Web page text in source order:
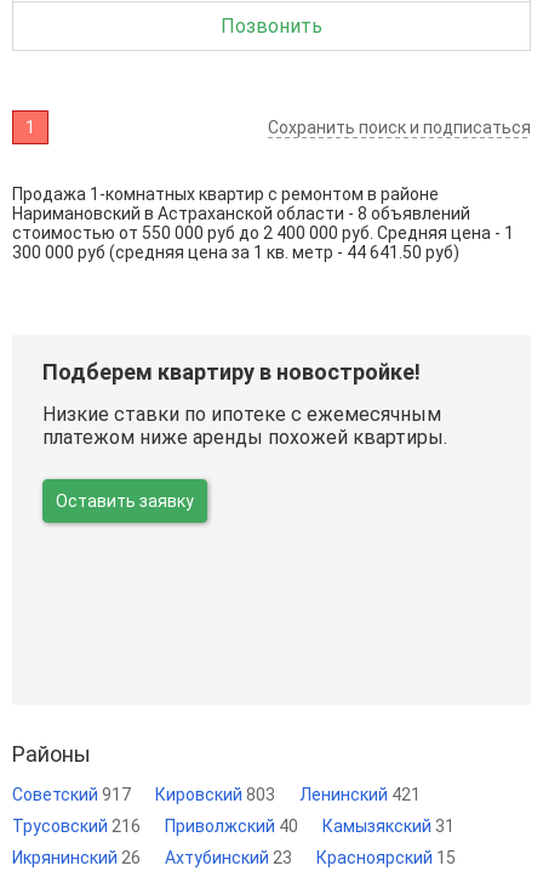
Позвонить
1 Сохранить поиск и подписаться
Продажа 1-комнатных квартир с ремонтом в районе
Наримановский в Астраханской области - 8 объявлений
стоимостью от 550 000 руб до 2 400 000 руб. Средняя цена - 1
300 000 руб (средняя цена за 1 кв. метр - 44 641.50 руб)
Подберем квартиру в новостройке!
Низкие ставки по ипотеке с ежемесячным
платежом ниже аренды похожей квартиры.
Оставить заявку
Районы
Советский 917 Кировский 803 Ленинский 421
Трусовский 216 Приволжский 40 Камызякский 31
Икрянинский 26 Ахтубинский 23 Красноярский 15